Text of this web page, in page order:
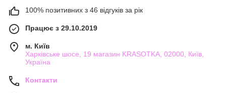
100% позитивних з 46 відгуків за рік
Працює з 29.10.2019
м. Київ
Харківське шосе, 19 магазин KRASOTKA, 02000, Київ,
Україна
Контакти